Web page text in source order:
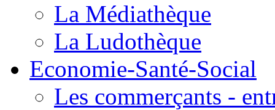
La Médiathèque
La Ludothèque
Economie-Santé-Social
Les commerçants -